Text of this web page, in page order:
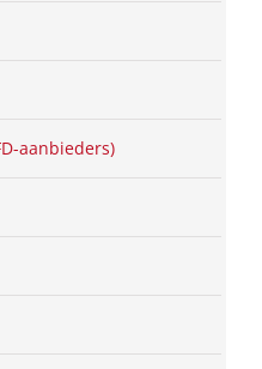
aanbieders)